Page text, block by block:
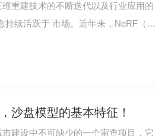
重建技术的不断迭代以及行业应用的
持续活跃于 市场。近年来，NeRF（神
沙盘模型的基本特征！
建设中不可缺少的一个审查项目，它